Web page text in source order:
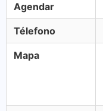
Agendar
Télefono
Mapa